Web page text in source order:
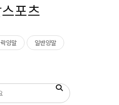
톤/러닝
/트래킹
일리
포츠
양말 일반양말